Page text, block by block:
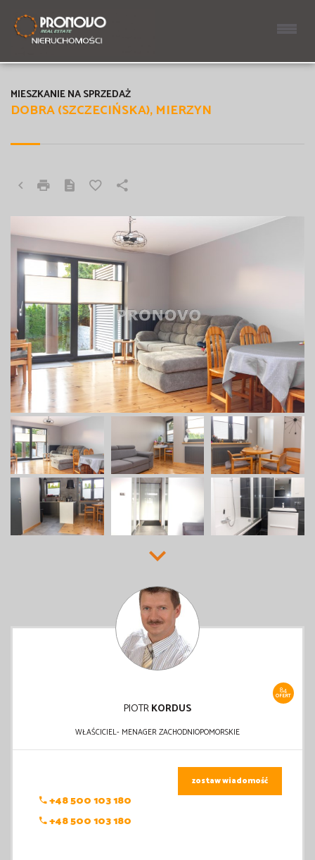
DOBRA (SZCZECIŃSKA), MIERZYN
MIESZKANIE NA SPRZEDAŻ
84
OFERT
PIOTRKORDUS
WŁAŚCICIEL- MENAGER ZACHODNIOPOMORSKIE
+48 500 103 180
+48 500 103 180
zostaw wiadomość